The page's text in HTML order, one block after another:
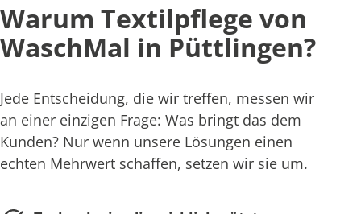
Warum Textilpflege von
WaschMal in Püttlingen?
Jede Entscheidung, die wir treffen, messen wir
an einer einzigen Frage: Was bringt das dem
Kunden? Nur wenn unsere Lösungen einen
echten Mehrwert schaffen, setzen wir sie um.